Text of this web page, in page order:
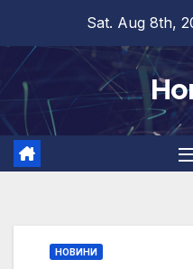
content
Sat. Aug 8th,
НОВИНИ